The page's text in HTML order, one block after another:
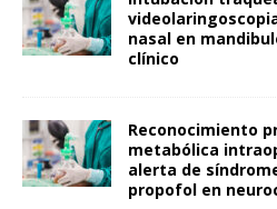
nasal en
clínico
Reconocimiento
metabólica
alerta de
propofol en